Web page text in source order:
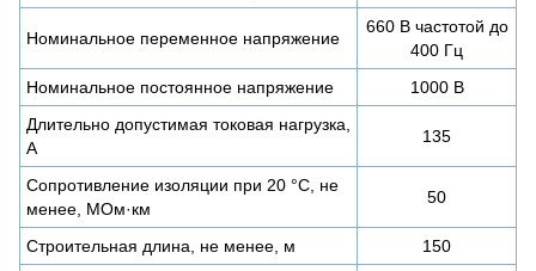
Номинальное переменное напряжение
660 В частотой до
400 Гц
Номинальное постоянное напряжение
1000 В
Длительно допустимая токовая нагрузка,
А
135
Сопротивление изоляции при 20 °С, не
менее, МОм·км
50
Строительная длина, не менее, м
150